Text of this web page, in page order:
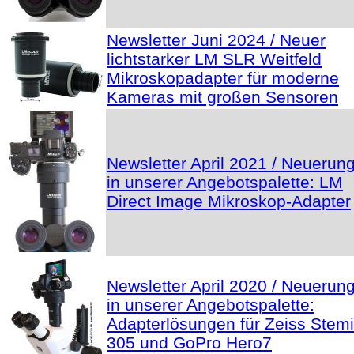
Newsletter Juni 2024 / Neuer
lichtstarker LM SLR Weitfeld
Mikroskopadapter für moderne
Kameras mit großen Sensoren
Newsletter April 2021 /
in unserer Angebotspalette: LM
Direct Image Mikroskop-Adapter
Newsletter April 2020 /
in unserer Angebotspalette:
Adapterlösungen für Zeiss Stemi
305 und GoPro Hero7